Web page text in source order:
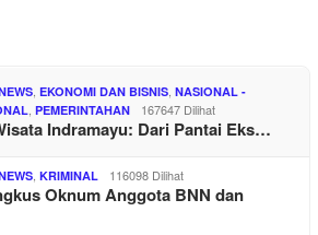
EKONOMI DAN BISNIS NASIONAL -
PEMERINTAHAN 167647 Dilihat
Indramayu: Dari Pantai Eks…
KRIMINAL 116098 Dilihat
Oknum Anggota BNN dan